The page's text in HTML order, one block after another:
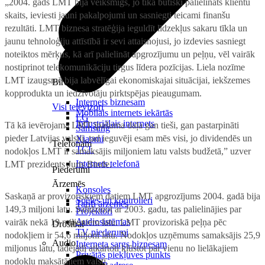
Birojam
Internets biznesam
Mobilais internets iekārtās
Industriālais internets
Telefonam
Internets telefonā
Ārzemēs
Tarifi ārzemēs
Drošībai
Interneta sargs biznesam
Privātās piekļuves punkts
Visi televizori
LG
Samsung
Xiaomi
TCL
Piederumi
Konsoles
Spēles un kontrolieri
Projektori
Audiosistēmas
TV piederumi
Audio
skaits, ieviesti jauni pakalpojumi un sasniegti teicami finanšu
rezultāti. LMT biznesa stratēģija ieguldīt līdzekļus sakaru tīkla un
jaunu tehnoloģiju attīstībā ir sevi attaisnojusi, jo izdevies sasniegt
noteiktos mērķus, kā arī palielināt apgrozījumu un peļņu, vēl vairāk
nostiprinot telekomunikāciju tirgus līdera pozīcijas. Liela nozīme
LMT izaugsmē bija labvēlīgai ekonomiskajai situācijai, iekšzemes
kopprodukta un iedzīvotāju pirktspējas pieaugumam.
Tā kā ievērojama LMT īpašuma daļa gan tieši, gan pastarpināti
pieder Latvijas valstij, tad ieguvēji esam mēs visi, jo dividendēs un
nodokļos LMT ir samaksājis miljoniem latu valsts budžetā,” uzver
LMT prezidents Juris Binde.
Saskaņā ar provizoriskiem datiem LMT apgrozījums 2004. gadā bija
149,3 miljoni latu. Salīdzinot ar 2003. gadu, tas palielinājies par
vairāk nekā 19 miljoniem latu. LMT provizoriskā peļņa pēc
nodokļiem ir 54,6 miljoni latu. Nodokļos uzņēmums samaksājis 25,9
miljonus latu, tādējādi atkārtoti kļūstot par vienu no lielākajiem
nodokļu maksātājiem valstī.